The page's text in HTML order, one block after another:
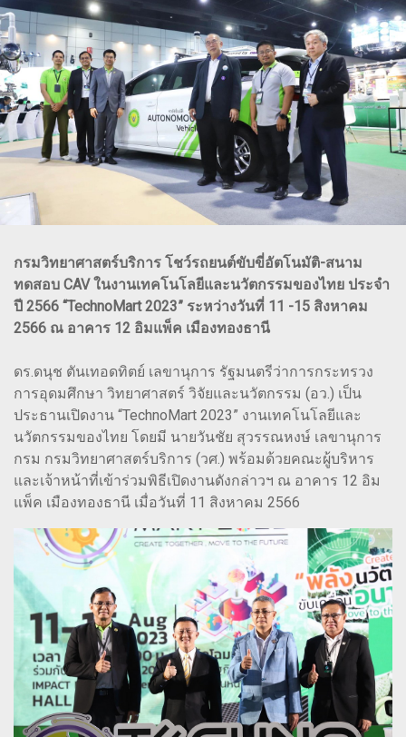
กรมวิทยาศาสตร์บริการ โชว์รถยนต์ขับขี่อัตโนมัติ-สนาม
ทดสอบ CAV ในงานเทคโนโลยีและนวัตกรรมของไทย ประจำ
ปี 2566 “TechnoMart 2023” ระหว่างวันที่ 11 -15 สิงหาคม
2566 ณ อาคาร 12 อิมแพ็ค เมืองทองธานี
ดร.ดนุช ตันเทอดทิตย์ เลขานุการ รัฐมนตรีว่าการกระทรวง
การอุดมศึกษา วิทยาศาสตร์ วิจัยและนวัตกรรม (อว.) เป็น
ประธานเปิดงาน “TechnoMart 2023” งานเทคโนโลยีและ
นวัตกรรมของไทย โดยมี นายวันชัย สุวรรณหงษ์ เลขานุการ
กรม กรมวิทยาศาสตร์บริการ (วศ.) พร้อมด้วยคณะผู้บริหาร
และเจ้าหน้าที่เข้าร่วมพิธีเปิดงานดังกล่าวฯ ณ อาคาร 12 อิม
แพ็ค เมืองทองธานี เมื่อวันที่ 11 สิงหาคม 2566